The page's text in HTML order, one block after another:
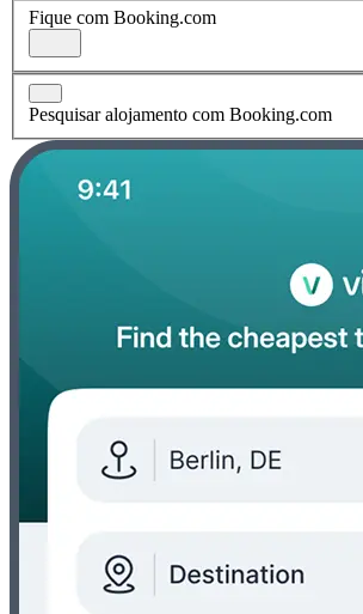
Fique com Booking.com
Pesquisar alojamento com Booking.com